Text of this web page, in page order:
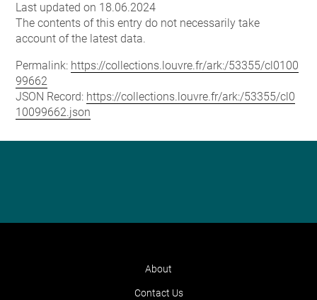
Last updated on 18.06.2024
The contents of this entry do not necessarily take
account of the latest data.
Permalink: https://collections.louvre.fr/ark:/53355/cl0100
99662
JSON Record: https://collections.louvre.fr/ark:/53355/cl0
10099662.json
About
Contact Us